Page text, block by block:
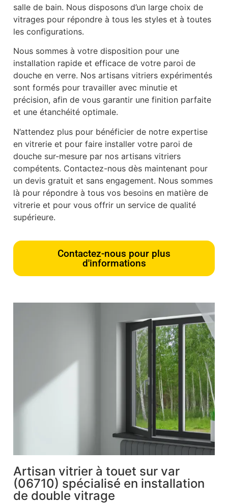
salle de bain. Nous disposons d’un large choix de
vitrages pour répondre à tous les styles et à toutes
les configurations.
Nous sommes à votre disposition pour une
installation rapide et efficace de votre paroi de
douche en verre. Nos artisans vitriers expérimentés
sont formés pour travailler avec minutie et
précision, afin de vous garantir une finition parfaite
et une étanchéité optimale.
N’attendez plus pour bénéficier de notre expertise
en vitrerie et pour faire installer votre paroi de
douche sur-mesure par nos artisans vitriers
compétents. Contactez-nous dès maintenant pour
un devis gratuit et sans engagement. Nous sommes
là pour répondre à tous vos besoins en matière de
vitrerie et pour vous offrir un service de qualité
supérieure.
Contactez-nous pour plus
d'informations
Artisan vitrier à touet sur var
(06710) spécialisé en installation
de double vitrage